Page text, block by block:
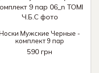
Мужские Черные -
комплект 9 пар
590 грн